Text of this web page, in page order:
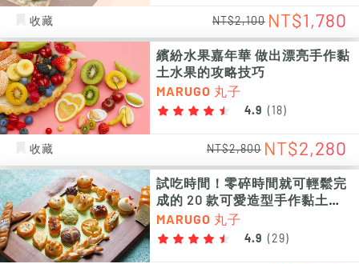
收藏 NT$2,100 NT$1,780
繽紛水果嘉年華 做出漂亮手作黏
土水果的攻略技巧
MARUGO 丸子
4.9 ( 18 )
收藏 NT$2,800 NT$2,280
試吃時間！零碎時間就可輕鬆完
成的 20 款可愛造型手作黏土麵
包
MARUGO 丸子
4.9 ( 29 )